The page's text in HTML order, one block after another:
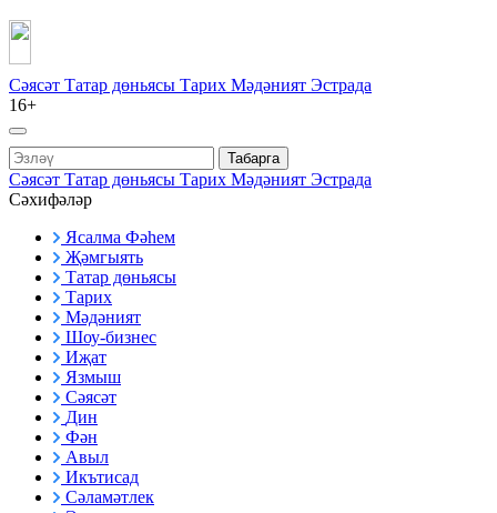
Сәясәт Татар дөньясы Тарих Мәдәният Эстрада
16+
Табарга
Сәясәт Татар дөньясы Тарих Мәдәният Эстрада
Сәхифәләр
Ясалма Фәһем
Җәмгыять
Татар дөньясы
Тарих
Мәдәният
Шоу-бизнес
Иҗат
Язмыш
Сәясәт
Дин
Фән
Авыл
Икътисад
Сәламәтлек